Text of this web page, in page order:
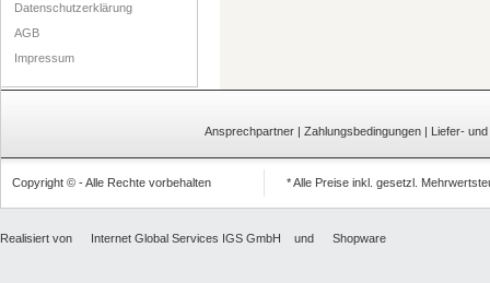
Datenschutzerklärung
AGB
Impressum
Ansprechpartner | Zahlungsbedingungen | Liefer-
Copyright © - Alle Rechte vorbehalten * Alle Preise inkl. gesetzl.
Realisiert von Internet Global Services IGS GmbH und Shopware